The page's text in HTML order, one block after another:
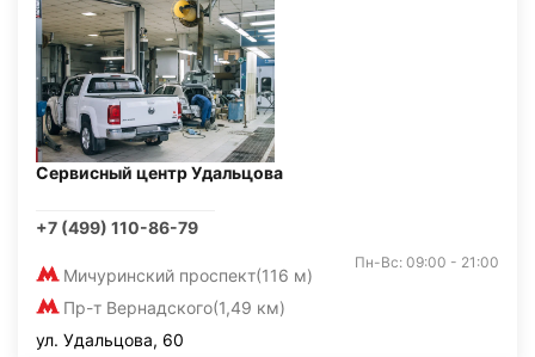
Сервисный центр Удальцова
+7 (499) 110-86-79
Мичуринский проспект(116 м)
Пр-т Вернадского(1,49 км)
Пн-Вс: 09:00 - 21:00
ул. Удальцова, 60